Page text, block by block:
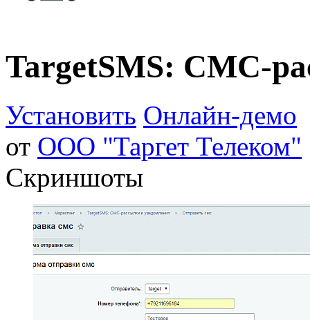
TargetSMS: СМС-
Установить Онлайн-демо
от ООО "Таргет Телеком"
Скриншоты